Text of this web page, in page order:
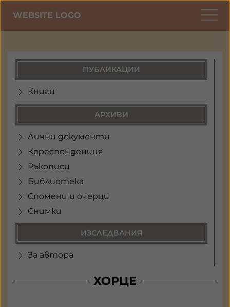
WEBSITE LOGO
ПУБЛИКАЦИИ
Книги
АРХИВИ
Лични документи
Кореспонденция
Ръкописи
Библиотека
Спомени и очерци
Снимки
ИЗСЛЕДВАНИЯ
За автора
ХОРЦЕ